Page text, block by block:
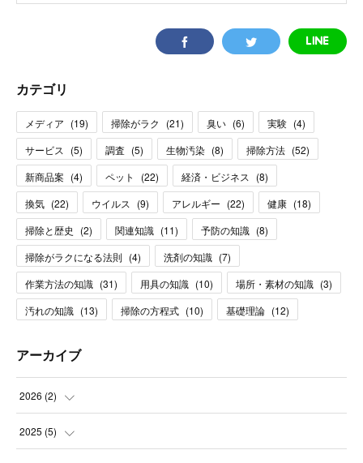
カテゴリ
メディア (19) 掃除がラク (21) 臭い (6) 実験 (4)
サービス
(5) 調査 (5) 生物汚染 (8) 掃除方法 (52)
新商品案 (4) ペット (22) 経済・ビジネス (8)
換気 (22) ウイルス (9) アレルギー (22) 健康 (18)
掃除と歴史
(2) 関連知識 (11) 予防の知識 (8)
掃除がラクになる法則 (4) 洗剤の知識 (7)
作業方法の知識 (31) 用具の知識 (10) 場所・素材の知識 (3)
汚れの知識 (13) 掃除の方程式 (10) 基礎理論 (12)
アーカイブ
2026 (2)
( )
2025 (5)